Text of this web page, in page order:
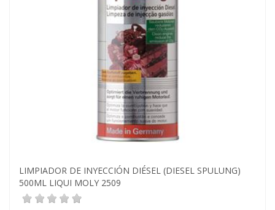
LIMPIADOR DE INYECCIÓN DIÉSEL (DIESEL SPULUNG)
500ML LIQUI MOLY 2509